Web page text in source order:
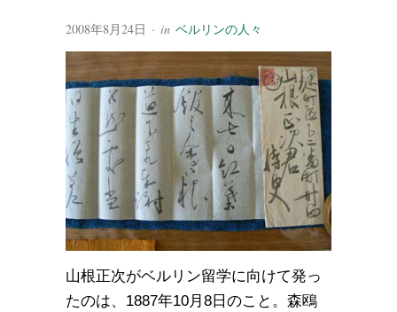
2008年8月24日 · in ベルリンの人々
山根正次がベルリン留学に向けて発っ
たのは、1887年10月8日のこと。森鴎